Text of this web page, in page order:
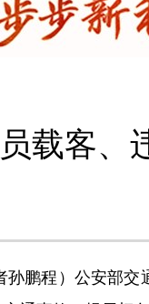
载客、
程）公安部交